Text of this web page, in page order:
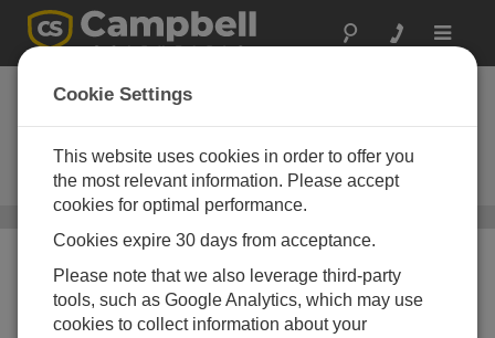
Toggle
空气温度和相对湿度
探头
Typically capacitive RH chips and
PRTs
/ 空气温度和相对湿度探头
Cookie Settings
This website uses cookies in order to offer you
the most relevant information. Please accept
cookies for optimal performance.
Cookies expire 30 days from acceptance.
Please note that we also leverage third-party
tools, such as Google Analytics, which may use
cookies to collect information about your